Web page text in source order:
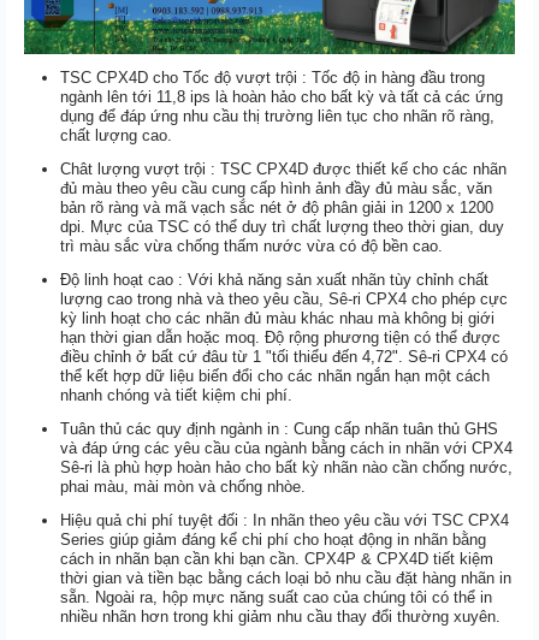
TSC CPX4D cho Tốc độ vượt trội : Tốc độ in hàng đầu trong
ngành lên tới 11,8 ips là hoàn hảo cho bất kỳ và tất cả các ứng
dụng để đáp ứng nhu cầu thị trường liên tục cho nhãn rõ ràng,
chất lượng cao.
Chât lượng vượt trội : TSC CPX4D được thiết kế cho các nhãn
đủ màu theo yêu cầu cung cấp hình ảnh đầy đủ màu sắc, văn
bản rõ ràng và mã vạch sắc nét ở độ phân giải in 1200 x 1200
dpi. Mực của TSC có thể duy trì chất lượng theo thời gian, duy
trì màu sắc vừa chống thấm nước vừa có độ bền cao.
Độ linh hoạt cao : Với khả năng sản xuất nhãn tùy chỉnh chất
lượng cao trong nhà và theo yêu cầu, Sê-ri CPX4 cho phép cực
kỳ linh hoạt cho các nhãn đủ màu khác nhau mà không bị giới
hạn thời gian dẫn hoặc moq. Độ rộng phương tiện có thể được
điều chỉnh ở bất cứ đâu từ 1 "tối thiểu đến 4,72". Sê-ri CPX4 có
thể kết hợp dữ liệu biến đổi cho các nhãn ngắn hạn một cách
nhanh chóng và tiết kiệm chi phí.
Tuân thủ các quy định ngành in : Cung cấp nhãn tuân thủ GHS
và đáp ứng các yêu cầu của ngành bằng cách in nhãn với CPX4
Sê-ri là phù hợp hoàn hảo cho bất kỳ nhãn nào cần chống nước,
phai màu, mài mòn và chống nhòe.
Hiệu quả chi phí tuyệt đối : In nhãn theo yêu cầu với TSC CPX4
Series giúp giảm đáng kể chi phí cho hoạt động in nhãn bằng
cách in nhãn bạn cần khi bạn cần. CPX4P & CPX4D tiết kiệm
thời gian và tiền bạc bằng cách loại bỏ nhu cầu đặt hàng nhãn in
sẵn. Ngoài ra, hộp mực năng suất cao của chúng tôi có thể in
nhiều nhãn hơn trong khi giảm nhu cầu thay đổi thường xuyên.